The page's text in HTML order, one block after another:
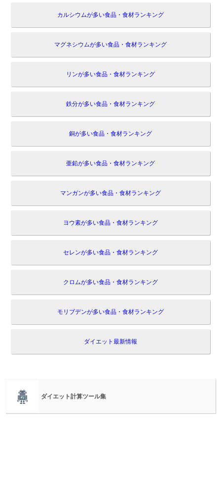
カルシウムが多い食品・食材ランキング
マグネシウムが多い食品・食材ランキング
リンが多い食品・食材ランキング
鉄分が多い食品・食材ランキング
銅が多い食品・食材ランキング
亜鉛が多い食品・食材ランキング
マンガンが多い食品・食材ランキング
ヨウ素が多い食品・食材ランキング
セレンが多い食品・食材ランキング
クロムが多い食品・食材ランキング
モリブデンが多い食品・食材ランキング
ダイエット最新情報
ダイエット計算ツール集